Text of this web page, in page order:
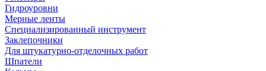
Гидроуровни
Мерные ленты
Специализированный инструмент
Заклепочники
Для штукатурно-отделочных работ
Шпатели